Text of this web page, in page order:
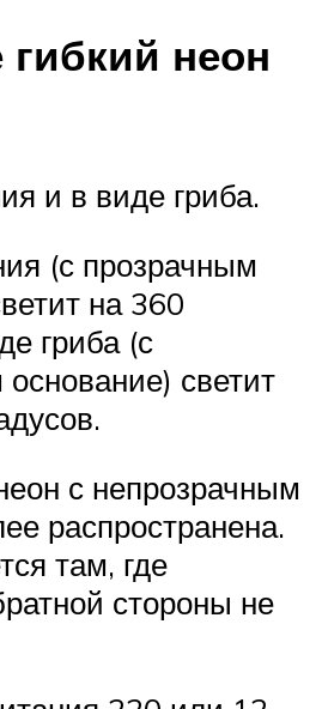
неон
и в виде гриба.
(с прозрачным
на 360
гриба (с
светит
с непрозрачным
распространена.
там, где
стороны не